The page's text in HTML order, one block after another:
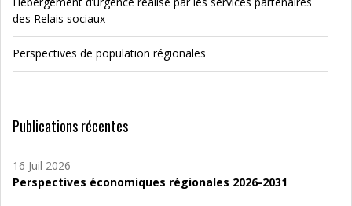
des Relais sociaux
Perspectives de population régionales
Publications récentes
16 Juil 2026
Perspectives économiques régionales 2026-2031